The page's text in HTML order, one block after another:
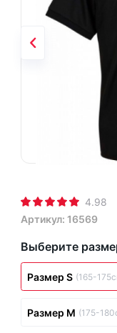
4.98
Артикул: 16569
Выберите
Размер S (165-
Размер M (175-